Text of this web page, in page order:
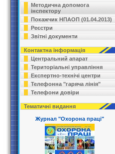
Методична допомога
інспектору
Покажчик НПАОП (01.04.2013)
Реєстри
Звітні документи
Контактна інформація
Центральний апарат
Територіальні управління
Експертно-технічі центри
Телефонна "гаряча лінія"
Телефони довіри
Тематичні видання
Журнал "Охорона праці"